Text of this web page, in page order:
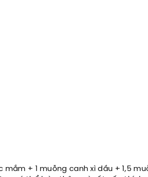
+ 1 muỗng canh xì dầu + 1,5